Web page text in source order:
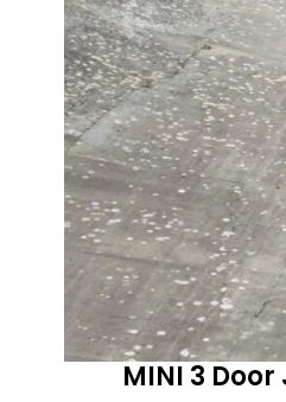
MINI 3 Door